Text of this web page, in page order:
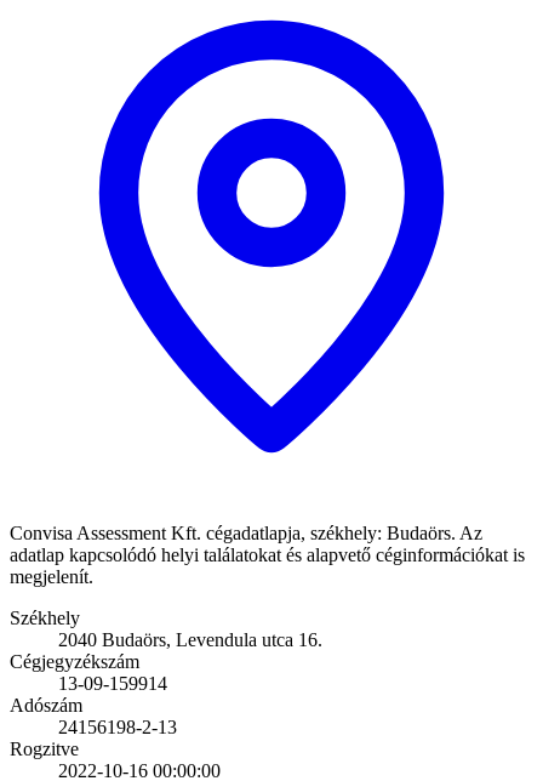
Convisa Assessment Kft. cégadatlapja, székhely: Budaörs. Az
adatlap kapcsolódó helyi találatokat és alapvető céginformációkat is
megjelenít.
Székhely
2040 Budaörs, Levendula utca 16.
Cégjegyzékszám
13-09-159914
Adószám
24156198-2-13
Rogzitve
2022-10-16 00:00:00